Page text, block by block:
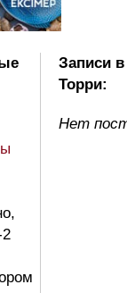
Записи
Торри:
Нет